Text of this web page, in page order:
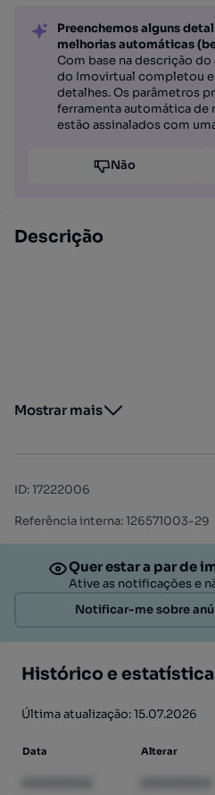
Preenchemos alguns
melhorias automáticas
Com base na descrição
do Imovirtual completou
detalhes. Os parâmetros
ferramenta automática de
estão assinalados com
Não
Descrição
Mostrar mais
ID:17222006
Referência interna: 126571003-29
Quer estar a par de
Ative as notificações e
Notificar-me sobre
Histórico e
Última atualização: 15.07.2026
Data Alterar